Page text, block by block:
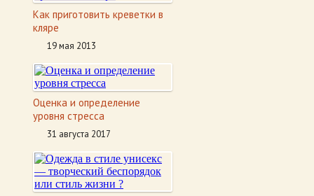
Как приготовить креветки в
кляре
19 мая 2013
Оценка и определение
уровня стресса
31 августа 2017